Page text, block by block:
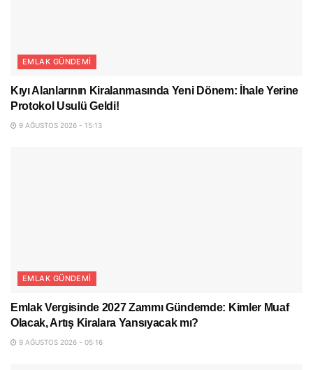
EMLAK GÜNDEMI
Kıyı Alanlarının Kiralanmasında Yeni Dönem: İhale Yerine
Protokol Usulü Geldi!
9 AĞUSTOS 2026 - 15:13
EMLAK GÜNDEMI
Emlak Vergisinde 2027 Zammı Gündemde: Kimler Muaf
Olacak, Artış Kiralara Yansıyacak mı?
9 AĞUSTOS 2026 - 05:16